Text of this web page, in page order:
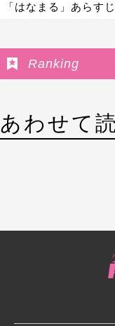
「はなまる」あらす
Ranking
あわせて